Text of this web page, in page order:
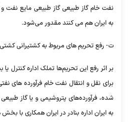
نفت خام گاز طبیعی گاز طبیعی مایع نفت و
به ایران هم می کنند مقدور می‌شود.
ت- رفع تحریم های مربوط به کشتیرانی کشتی
بر اثر رفع این تحریم‌ها تملک اداره کنترل
برای نقل و انتقال نفت خام فرآورده های
شده، فرآورده‌های پتروشیمی و یا گاز
به ایران اداره بنادر در ایران همکاری با